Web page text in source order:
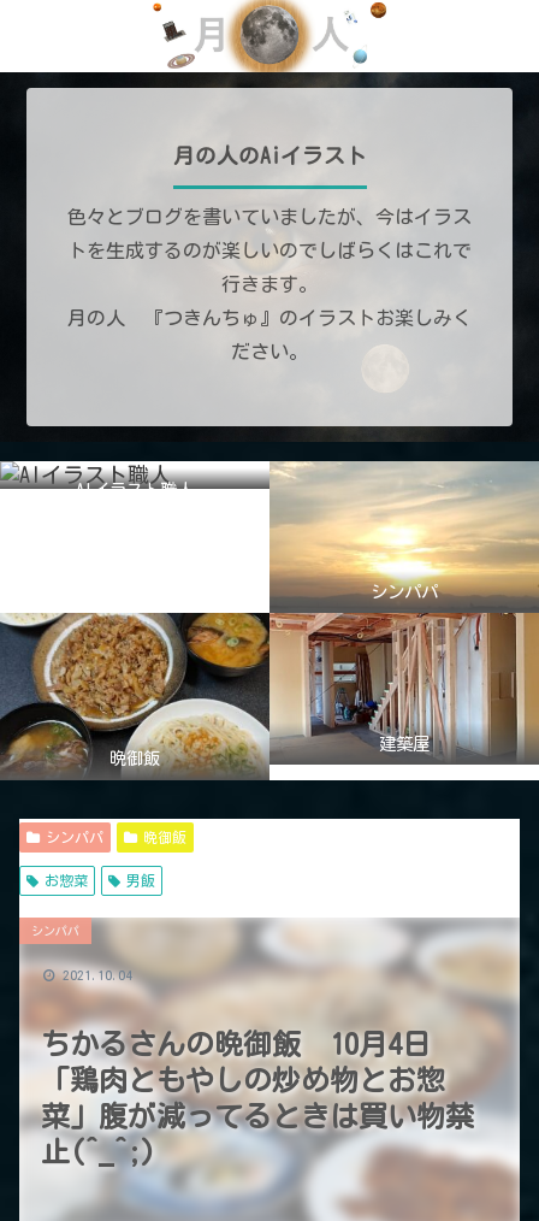
月の人のAiイラスト
色々とブログを書いていましたが、今はイラス
トを生成するのが楽しいのでしばらくはこれで
行きます。
月の人 『つきんちゅ』のイラストお楽しみく
ださい。
AIイラスト職人
シンパパ
晩御飯
建築屋
シンパパ 晩御飯
お惣菜 男飯
ちかるさんの晩御飯 10月4日
「鶏肉ともやしの炒め物とお惣
菜」腹が減ってるときは買い物禁
止(^_^;)
シンパパ
2021.10.04